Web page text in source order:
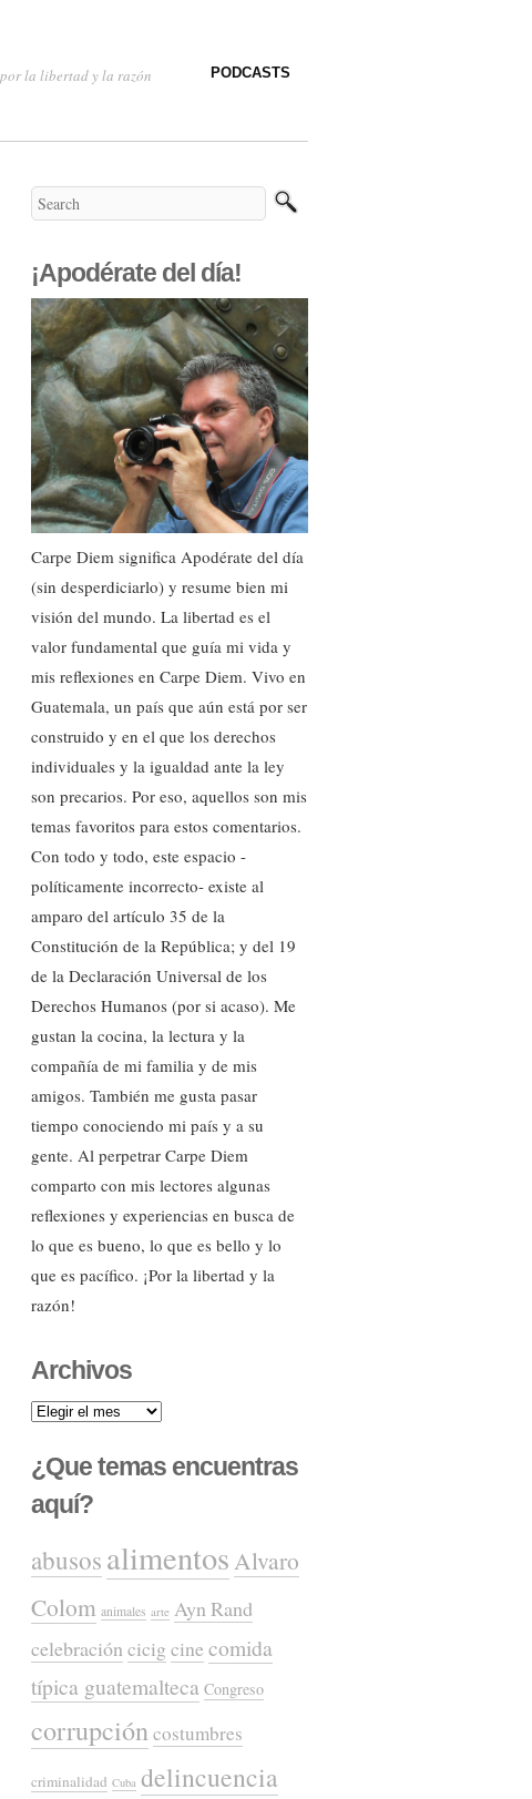
la libertad y la razón PODCASTS
¡Apodérate del día!
Carpe Diem significa Apodérate del día
(sin desperdiciarlo) y resume bien mi
visión del mundo. La libertad es el
valor fundamental que guía mi vida y
mis reflexiones en Carpe Diem. Vivo en
Guatemala, un país que aún está por ser
construido y en el que los derechos
individuales y la igualdad ante la ley
son precarios. Por eso, aquellos son mis
temas favoritos para estos comentarios.
Con todo y todo, este espacio -
políticamente incorrecto- existe al
amparo del artículo 35 de la
Constitución de la República; y del 19
de la Declaración Universal de los
Derechos Humanos (por si acaso). Me
gustan la cocina, la lectura y la
compañía de mi familia y de mis
amigos. También me gusta pasar
tiempo conociendo mi país y a su
gente. Al perpetrar Carpe Diem
comparto con mis lectores algunas
reflexiones y experiencias en busca de
lo que es bueno, lo que es bello y lo
que es pacífico. ¡Por la libertad y la
razón!
Archivos
Archivos
¿Que temas encuentras
aquí?
abusos alimentosAlvaro
Colom animales arte Ayn Rand
celebración cicig cine comida
típica guatemalteca Congreso
corrupcióncostumbres
criminalidad Cuba delincuencia